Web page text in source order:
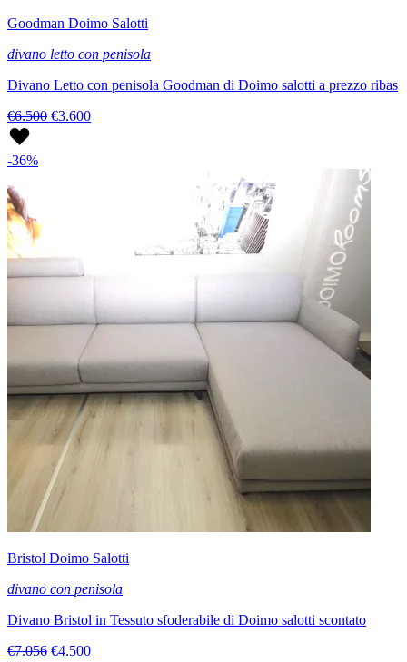
Goodman Doimo Salotti
divano letto con penisola
Divano Letto con penisola Goodman di Doimo salotti a prezzo ribas
€6.500 €3.600
-36%
Bristol Doimo Salotti
divano con penisola
Divano Bristol in Tessuto sfoderabile di Doimo salotti scontato
€7.056 €4.500